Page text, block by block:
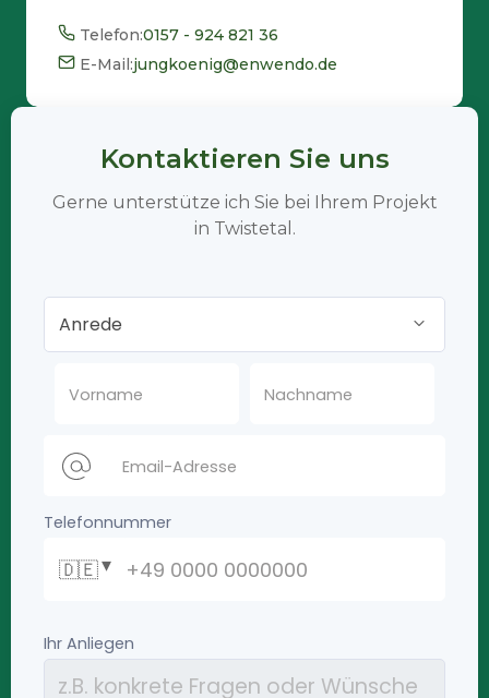
Telefon:0157 - 924 821 36
E-Mail:jungkoenig@enwendo.de
Kontaktieren Sie uns
Gerne unterstütze ich Sie bei Ihrem Projekt
in Twistetal.